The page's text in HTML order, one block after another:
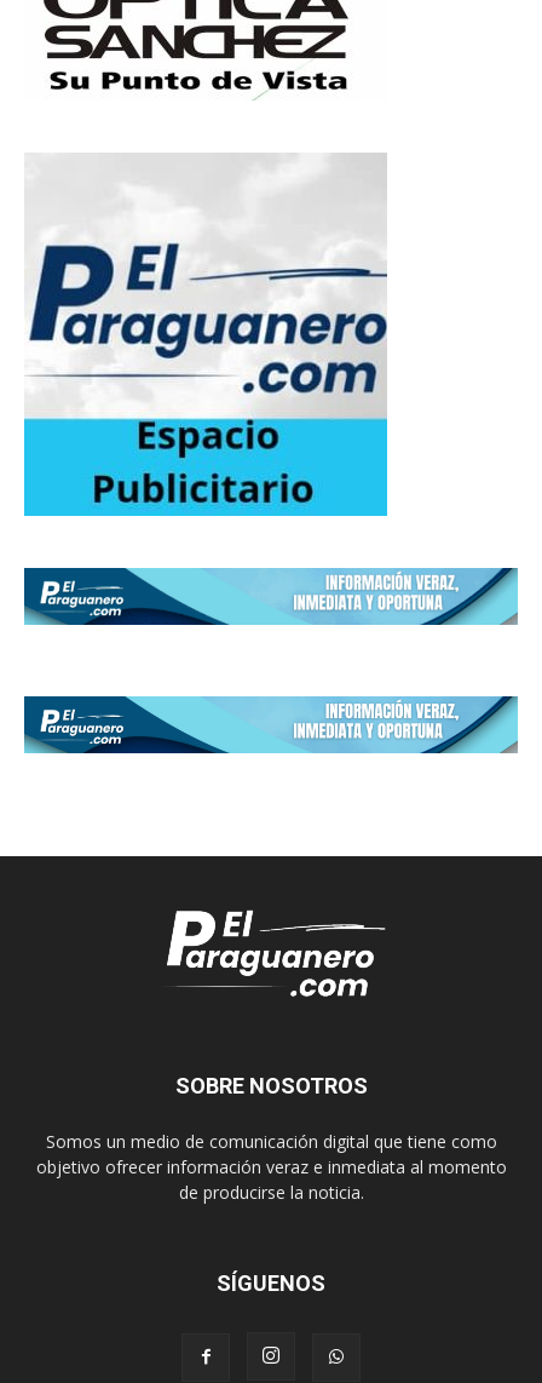
SOBRE NOSOTROS
Somos un medio de comunicación digital que tiene como
objetivo ofrecer información veraz e inmediata al momento
de producirse la noticia.
SÍGUENOS